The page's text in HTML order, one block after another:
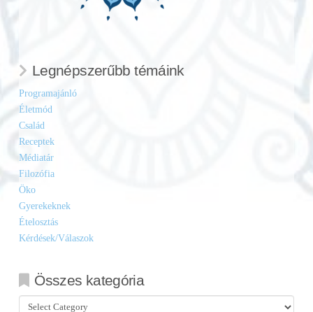
Legnépszerűbb témáink
Programajánló
Életmód
Család
Receptek
Médiatár
Filozófia
Öko
Gyerekeknek
Ételosztás
Kérdések/Válaszok
Összes kategória
Összes